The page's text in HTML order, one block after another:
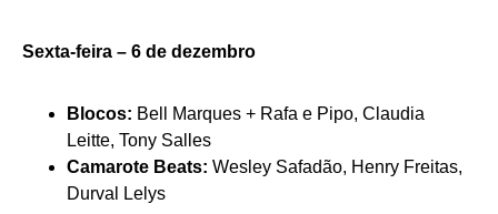
Sexta-feira – 6 de dezembro
Blocos: Bell Marques + Rafa e Pipo, Claudia
Leitte, Tony Salles
Camarote Beats: Wesley Safadão, Henry Freitas,
Durval Lelys